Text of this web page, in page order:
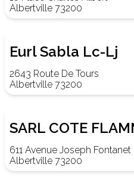
Albertville 73200
Eurl Sabla Lc-Lj
2643 Route De Tours
Albertville 73200
SARL COTE
611 Avenue Joseph Fontanet
Albertville 73200